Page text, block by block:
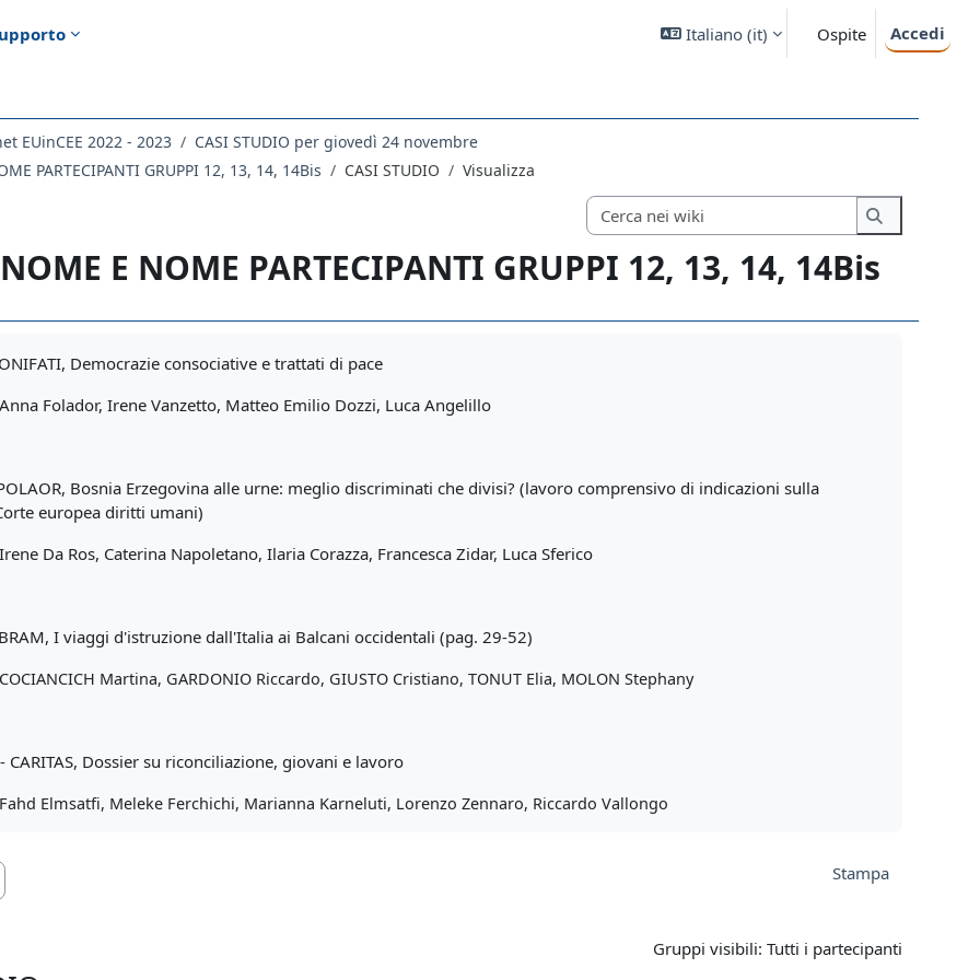
Italiano ‎(it)‎ Ospite Accedi
EUinCEE 2022 - 2023
CASI STUDIO per giovedì 24 novembre
PARTECIPANTI GRUPPI 12, 13, 14, 14Bis
CASI STUDIO Visualizza
Cerca nei wiki
Cerca nei
E NOME PARTECIPANTI GRUPPI 12, 13, 14, 14Bis
Democrazie consociative e trattati di pace
Anna Folador, Irene Vanzetto, Matteo Emilio Dozzi, Luca Angelillo
Bosnia Erzegovina alle urne: meglio discriminati che divisi? (lavoro comprensivo di indicazioni sulla
europea diritti umani)
Irene Da Ros, Caterina Napoletano, Ilaria Corazza, Francesca Zidar, Luca Sferico
I viaggi d'istruzione dall'Italia ai Balcani occidentali (pag. 29-52)
COCIANCICH Martina, GARDONIO Riccardo, GIUSTO Cristiano, TONUT Elia, MOLON Stephany
CARITAS, Dossier su riconciliazione, giovani e lavoro
Fahd Elmsatfi, Meleke Ferchichi, Marianna Karneluti, Lorenzo Zennaro, Riccardo Vallongo
Stampa
Gruppi visibili: Tutti i partecipanti